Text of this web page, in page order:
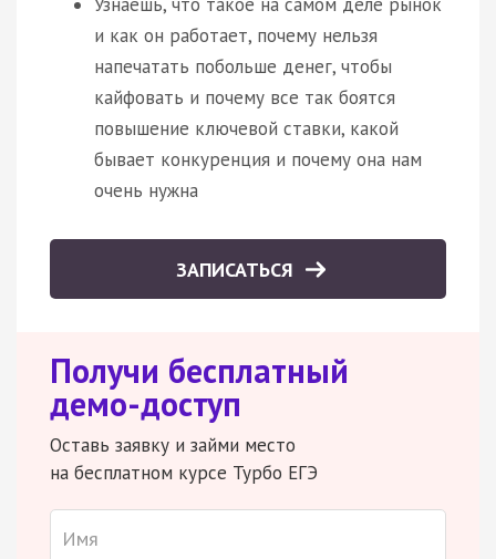
и как он работает, почему нельзя
напечатать побольше денег, чтобы
кайфовать и почему все так боятся
повышение ключевой ставки, какой
бывает конкуренция и почему она нам
очень нужна
ЗАПИСАТЬСЯ
Получи бесплатный
демо-доступ
Оставь заявку и займи место
на бесплатном курсе Турбо ЕГЭ